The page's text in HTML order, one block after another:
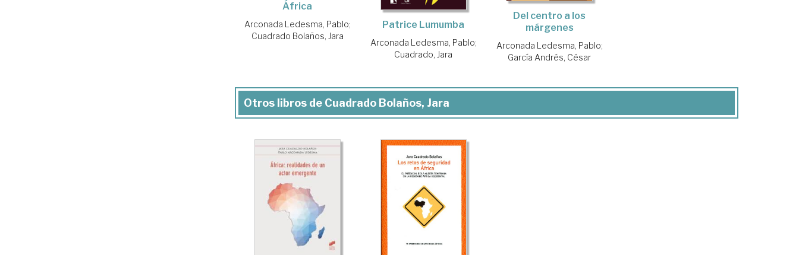
África
Arconada Ledesma, Pablo;
Cuadrado Bolaños, Jara
Patrice Lumumba
Arconada Ledesma, Pablo;
Cuadrado, Jara
Del centro a los
márgenes
Arconada Ledesma, Pablo;
García Andrés, César
Otros libros de Cuadrado Bolaños, Jara